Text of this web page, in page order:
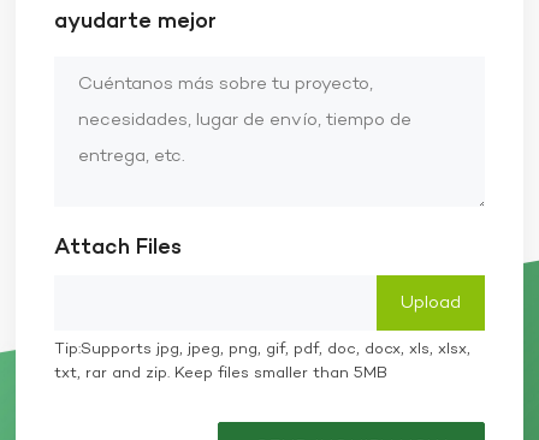
ayudarte mejor
Attach Files
Tip:Supports jpg, jpeg, png, gif, pdf, doc, docx, xls, xlsx,
txt, rar and zip. Keep files smaller than 5MB